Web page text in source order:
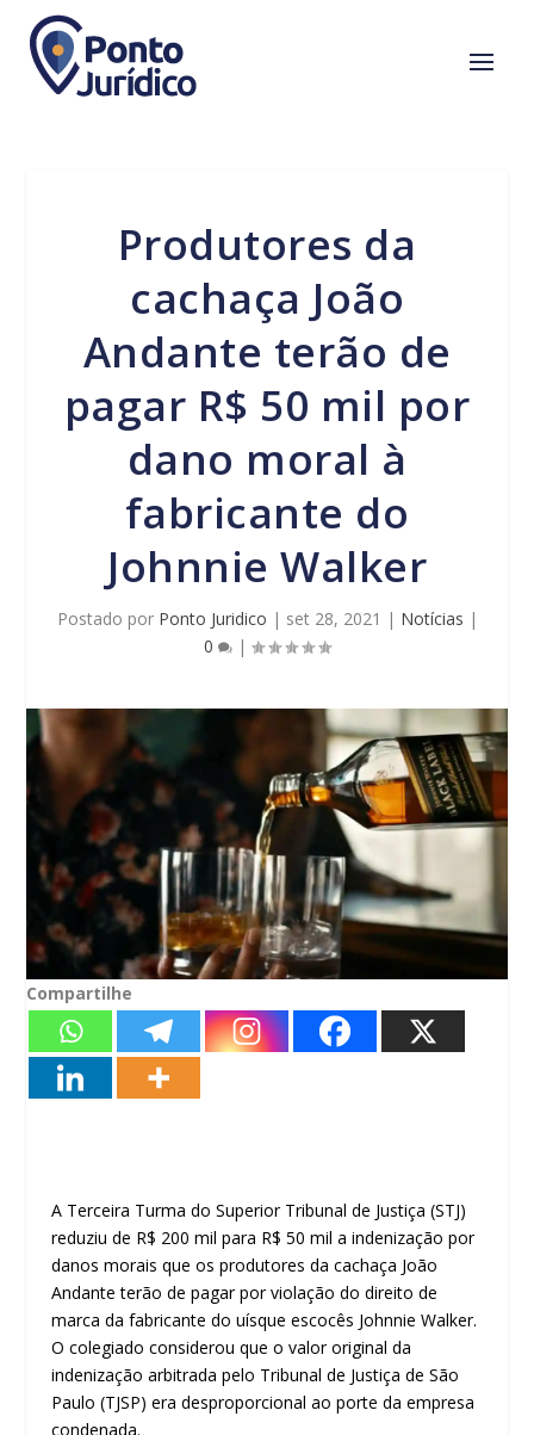
Produtores da
cachaça João
Andante terão de
pagar R$ 50 mil por
dano moral à
fabricante do
Johnnie Walker
Postado por Ponto Juridico | set 28, 2021 | Notícias |
0
|
Compartilhe
A Terceira Turma do Superior Tribunal de Justiça (STJ)
reduziu de R$ 200 mil para R$ 50 mil a indenização por
danos morais que os produtores da cachaça João
Andante terão de pagar por violação do direito de
marca da fabricante do uísque escocês Johnnie Walker.
O colegiado considerou que o valor original da
indenização arbitrada pelo Tribunal de Justiça de São
Paulo (TJSP) era desproporcional ao porte da empresa
condenada.